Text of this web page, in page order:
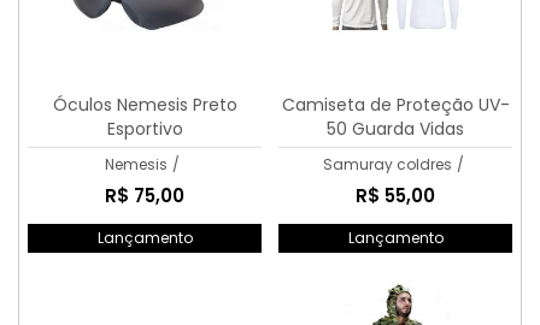
Óculos Nemesis Preto
Esportivo
Nemesis /
R$ 75,00
Lançamento
Camiseta de Proteção UV-
50 Guarda Vidas
Samuray coldres /
R$ 55,00
Lançamento